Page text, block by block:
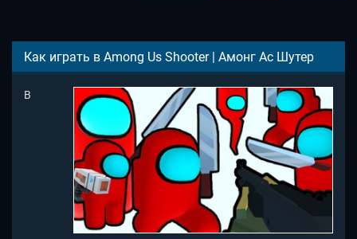
Как играть в Among Us Shooter | Амонг Ас Шутер
В